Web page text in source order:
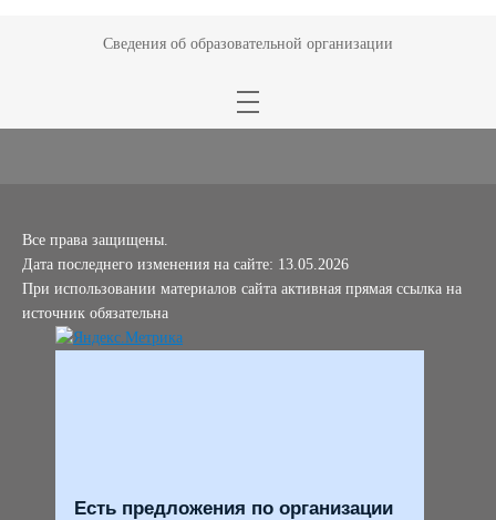
Сведения об образовательной организации
Все права защищены.
Дата последнего изменения на сайте: 13.05.2026
При использовании материалов сайта активная прямая ссылка на
источник обязательна
Есть предложения по организации